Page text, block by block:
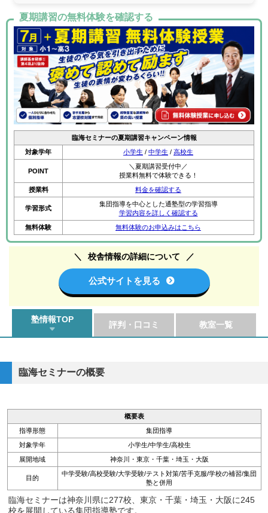
夏期講習の無料体験を確認する
臨海セミナーの夏期講習キャンペーン情報
対象学年
小学生 / 中学生 / 高校生
POINT
＼夏期講習受付中／
授業料無料で体験できる！
授業料
料金を確認する
学習形式
集団指導を中心とした通塾型の学習指導
学習内容を詳しく確認する
無料体験
無料体験のお申込みはこちら
校舎情報の詳細について
公式サイトを見る
塾情報TOP
評判・口コミ 教室一覧
臨海セミナーの概要
概要表
指導形態
集団指導
対象学年
小学生/中学生/高校生
展開地域
神奈川・東京・千葉・埼玉・大阪
目的
中学受験/高校受験/大学受験/テスト対策/苦手克服/学校の補習/集団
塾と併用
臨海セミナーは神奈川県に277校、東京・千葉・埼玉・大阪に245
校を展開している集団指導塾です。